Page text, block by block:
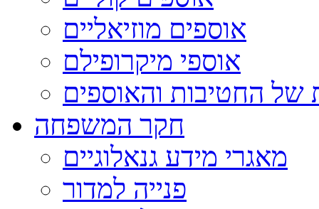
אוספים מוזיאליים
אוספי מיקרופילם
של החטיבות והאוספים
חקר המשפחה
מאגרי מידע גנאלוגיים
פנייה למדור